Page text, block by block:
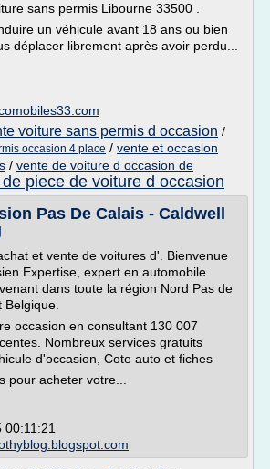
sans permis Libourne 33500 .
un véhicule avant 18 ans ou bien
déplacer librement après avoir perdu...
voiture sans permis d occasion /
occasion 4 place / vente et occasion
/ vente de voiture d occasion de
piece de voiture d occasion
Pas De Calais - Caldwell
et vente de voitures d'. Bienvenue
Expertise, expert en automobile
dans toute la région Nord Pas de
occasion en consultant 130 007
Nombreux services gratuits
d'occasion, Cote auto et fiches
pour acheter votre...
00:11:21